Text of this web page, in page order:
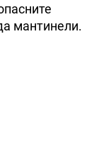
мантинели.